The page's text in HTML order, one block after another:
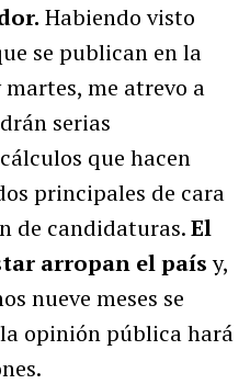
Habiendo visto
se publican en la
me atrevo a
serias
que hacen
principales de cara
de candidaturas.El
arropan el paísy,
nueve meses se
opinión pública hará